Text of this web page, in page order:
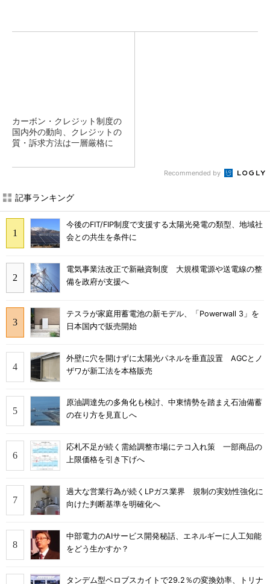
カーボン・クレジット制度の
国内外の動向、クレジットの
質・訴求方法は一層厳格に
Recommended by
記事ランキング
今後のFIT/FIP制度で支援する太陽光発電の類型、地域社
会との共生を条件に
電気事業法改正で新融資制度 大規模電源や送電線の整
備を政府が支援へ
テスラが家庭用蓄電池の新モデル、「Powerwall 3」を
日本国内で販売開始
外壁に穴を開けずに太陽光パネルを垂直設置 AGCとノ
ザワが新工法を本格販売
原油調達先の多角化も検討、中東情勢を踏まえ石油備蓄
の在り方を見直しへ
応札不足が続く需給調整市場にテコ入れ策 一部商品の
上限価格を引き下げへ
過大な営業行為が続くLPガス業界 規制の実効性強化に
向けた判断基準を明確化へ
中部電力のAIサービス開発秘話、エネルギーに人工知能
をどう生かすか？
タンデム型ペロブスカイトで29.2％の変換効率、トリナ